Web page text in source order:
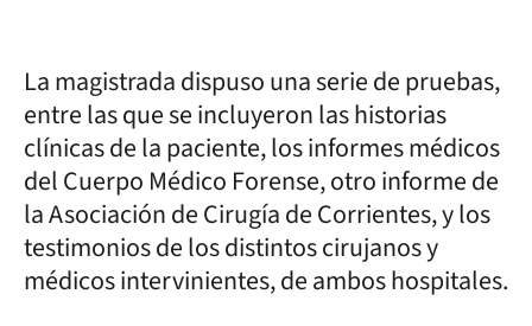
La magistrada dispuso una serie de pruebas,
entre las que se incluyeron las historias
clínicas de la paciente, los informes médicos
del Cuerpo Médico Forense, otro informe de
la Asociación de Cirugía de Corrientes, y los
testimonios de los distintos cirujanos y
médicos intervinientes, de ambos hospitales.